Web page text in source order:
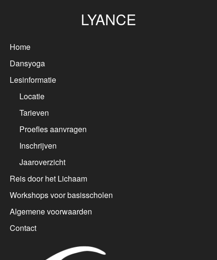
LYANCE
Home
Dansyoga
Lesinformatie
Locatie
Tarieven
Proefles aanvragen
Inschrijven
Jaaroverzicht
Reis door het Lichaam
Workshops voor basisscholen
Algemene voorwaarden
Contact